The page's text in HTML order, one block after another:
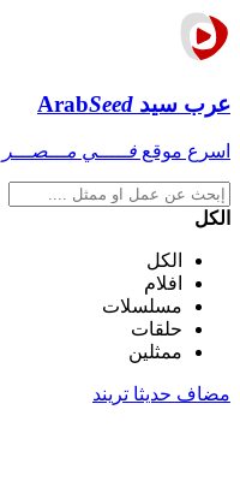
عرب سيد ArabSeed
اسرع موقع فـــــي مـــصـــر
الكل
الكل
افلام
مسلسلات
حلقات
ممثلين
مضاف حديثا تريند